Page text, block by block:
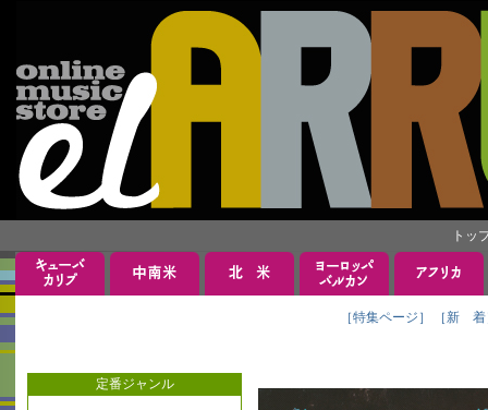
トッ
［特集ページ］ ［新 着
定番ジャンル